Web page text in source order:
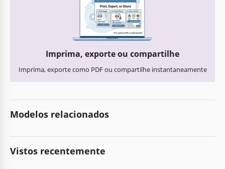
Imprima, exporte ou compartilhe
Imprima, exporte como PDF ou compartilhe instantaneamente
Modelos relacionados
Vistos recentemente